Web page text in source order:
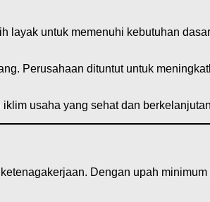
untuk memenuhi kebutuhan
Perusahaan dituntut untuk
usaha yang sehat dan
Dengan upah